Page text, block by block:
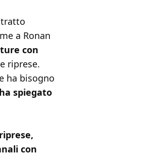
a Ronan
con
riprese.
ha bisogno
spiegato
con